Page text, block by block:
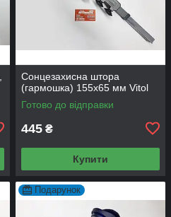
Сонцезахисна штора
(гармошка) 155х65 мм Vitol
Готово до відправки
445 ₴
Купити
Подарунок